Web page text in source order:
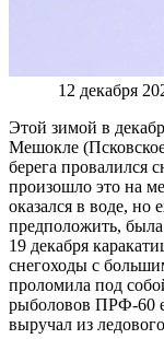
12 декабря
Этой зимой в
Мешокле
берега провалился
произошло это на
оказался в воде, но
предположить,
19 декабря
снегоходы с
проломила под
рыболовов ПРФ-60
выручал из